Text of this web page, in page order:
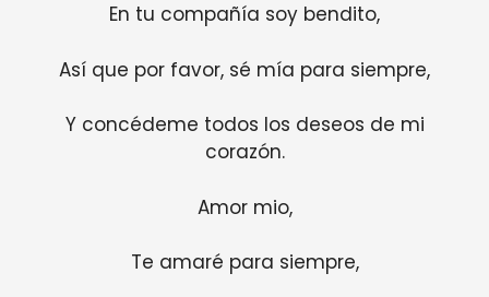
En tu compañía soy bendito,
Así que por favor, sé mía para siempre,
Y concédeme todos los deseos de mi
corazón.
Amor mio,
Te amaré para siempre,